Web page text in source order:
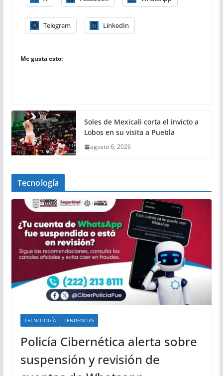
Telegram LinkedIn
Me gusta esto:
Soles de Mexicali corta el invicto a
Lobos en su visita a Puebla
agosto 6, 2026
Tecnología
TECNOLOGÍA TENDENCIAS
Policía Cibernética alerta sobre
suspensión y revisión de